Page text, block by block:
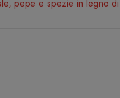
pepe e spezie in legno di